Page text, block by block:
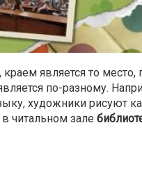
является то место,
по-разному.
художники рисуют
в читальном зале